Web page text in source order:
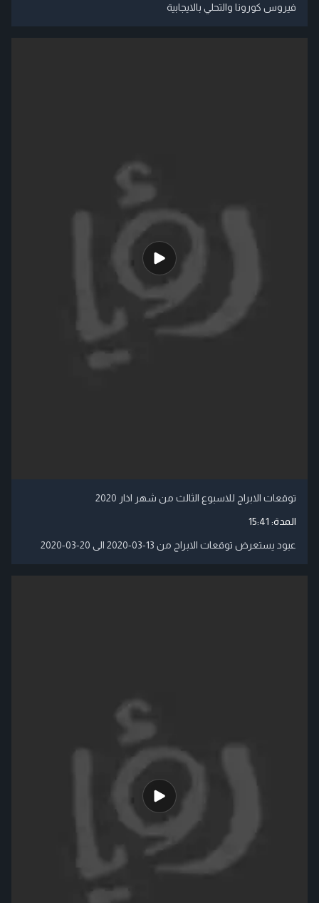
فيروس كورونا والتحلي بالايجابية
توقعات الابراج للاسبوع الثالث من شهر اذار 2020
المدة: 15:41
عبود يستعرض توقعات الابراج من 13-03-2020 الى 20-03-2020